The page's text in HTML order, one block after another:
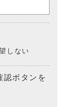
しない
認ボタンを